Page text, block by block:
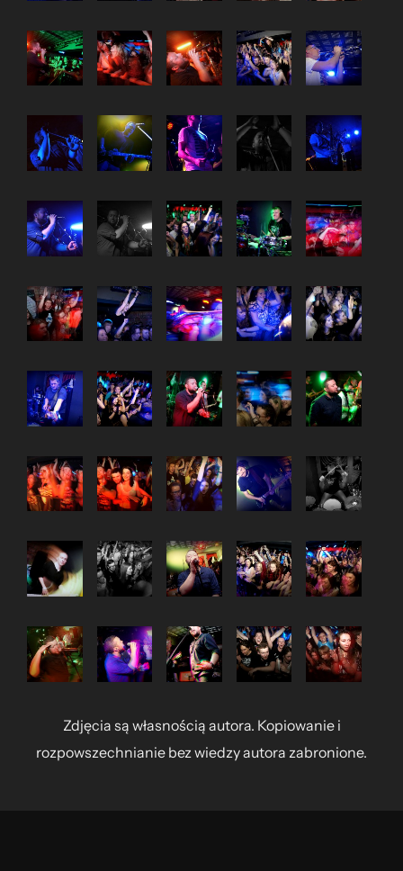
Zdjęcia są własnością autora. Kopiowanie i
rozpowszechnianie bez wiedzy autora zabronione.